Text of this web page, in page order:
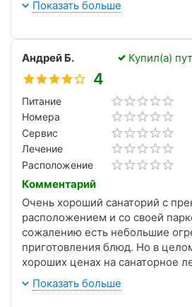
Для ленивых в санатории есть
минеральной водой. Но не
ходить туда, если можно
галереи пешком по парку.
погода - в октябре были почти
Нагулялись на весь год.
В общем отдых удался. Спасибо
всем сотрудникам санатория.
Показать больше
Андрей Б. Купил(а)
4
Питание
Номера
Сервис
Лечение
Расположение
Комментарий
Очень хороший санаторий с
расположением и со своей
сожалению есть небольшие
приготовления блюд. Но в
хороших ценах на санаторное
получается дешевле, чем в
Варах.
Показать больше